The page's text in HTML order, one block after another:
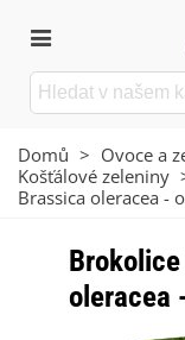
Domů > Ovoce a
Košťálové zeleniny
Brassica oleracea -
oleracea